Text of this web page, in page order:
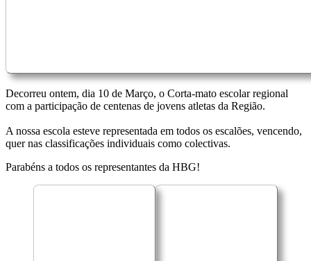
Decorreu ontem, dia 10 de Março, o Corta-mato escolar regional
com a participação de centenas de jovens atletas da Região.
A nossa escola esteve representada em todos os escalões, vencendo,
quer nas classificações individuais como colectivas.
Parabéns a todos os representantes da HBG!